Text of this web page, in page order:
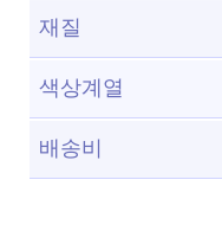
재질
색상계열
배송비